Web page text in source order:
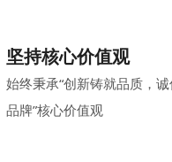
坚持核心价值观
始终秉承“创新铸就品质，
品牌”核心价值观